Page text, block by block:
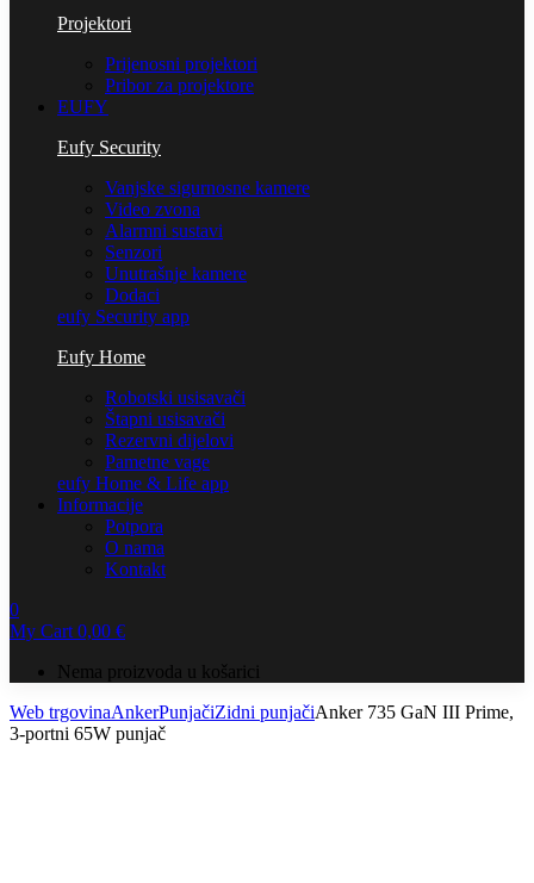
Projektori
Prijenosni projektori
Pribor za projektore
EUFY
Eufy Security
Vanjske sigurnosne kamere
Video zvona
Alarmni sustavi
Senzori
Unutrašnje kamere
Dodaci
eufy Security app
Eufy Home
Robotski usisavači
Štapni usisavači
Rezervni dijelovi
Pametne vage
eufy Home & Life app
Informacije
Potpora
O nama
Kontakt
0
My Cart0,00 €
Nema proizvoda u košarici
Web trgovinaAnkerPunjačiZidni punjačiAnker 735 GaN III Prime,
3-portni 65W punjač